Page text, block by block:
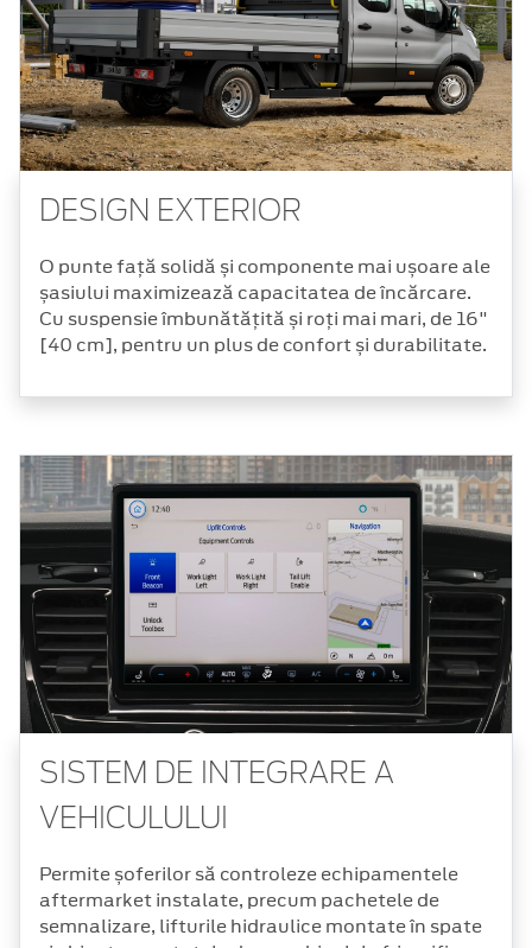
DESIGN EXTERIOR
O punte față solidă și componente mai ușoare ale
șasiului maximizează capacitatea de încărcare.
Cu suspensie îmbunătățită și roți mai mari, de 16"
[40 cm], pentru un plus de confort și durabilitate.
SISTEM DE INTEGRARE A
VEHICULULUI
Permite șoferilor să controleze echipamentele
aftermarket instalate, precum pachetele de
semnalizare, lifturile hidraulice montate în spate